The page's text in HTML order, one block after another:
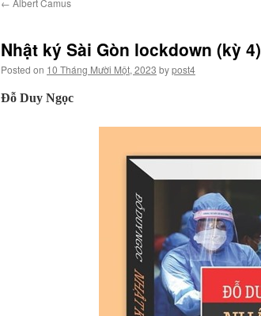
← Albert Camus
Nhật ký Sài Gòn lockdown (kỳ 4)
Posted on 10 Tháng Mười Một, 2023 bypost4
Đỗ Duy Ngọc